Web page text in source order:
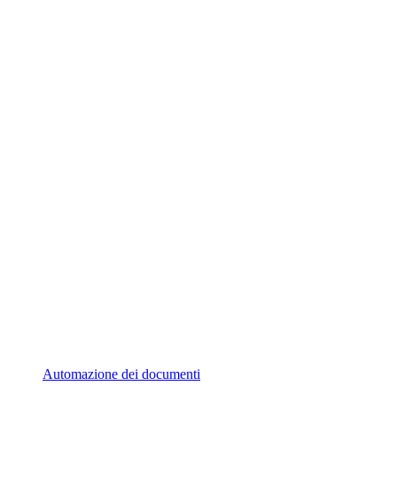
Automazione dei documenti